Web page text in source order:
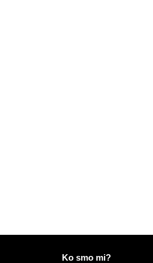
Više informacija o Mailo
Ko smo mi?